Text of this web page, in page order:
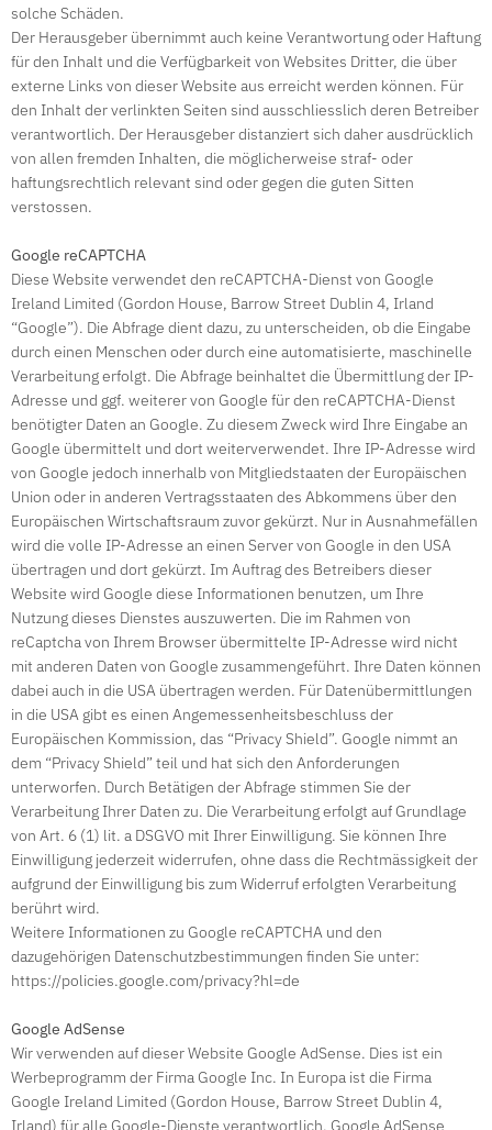
solche Schäden.
Der Herausgeber übernimmt auch keine Verantwortung oder Haftung
für den Inhalt und die Verfügbarkeit von Websites Dritter, die über
externe Links von dieser Website aus erreicht werden können. Für
den Inhalt der verlinkten Seiten sind ausschliesslich deren Betreiber
verantwortlich. Der Herausgeber distanziert sich daher ausdrücklich
von allen fremden Inhalten, die möglicherweise straf- oder
haftungsrechtlich relevant sind oder gegen die guten Sitten
verstossen.
Google reCAPTCHA
Diese Website verwendet den reCAPTCHA-Dienst von Google
Ireland Limited (Gordon House, Barrow Street Dublin 4, Irland
“Google”). Die Abfrage dient dazu, zu unterscheiden, ob die Eingabe
durch einen Menschen oder durch eine automatisierte, maschinelle
Verarbeitung erfolgt. Die Abfrage beinhaltet die Übermittlung der IP-
Adresse und ggf. weiterer von Google für den reCAPTCHA-Dienst
benötigter Daten an Google. Zu diesem Zweck wird Ihre Eingabe an
Google übermittelt und dort weiterverwendet. Ihre IP-Adresse wird
von Google jedoch innerhalb von Mitgliedstaaten der Europäischen
Union oder in anderen Vertragsstaaten des Abkommens über den
Europäischen Wirtschaftsraum zuvor gekürzt. Nur in Ausnahmefällen
wird die volle IP-Adresse an einen Server von Google in den USA
übertragen und dort gekürzt. Im Auftrag des Betreibers dieser
Website wird Google diese Informationen benutzen, um Ihre
Nutzung dieses Dienstes auszuwerten. Die im Rahmen von
reCaptcha von Ihrem Browser übermittelte IP-Adresse wird nicht
mit anderen Daten von Google zusammengeführt. Ihre Daten können
dabei auch in die USA übertragen werden. Für Datenübermittlungen
in die USA gibt es einen Angemessenheitsbeschluss der
Europäischen Kommission, das “Privacy Shield”. Google nimmt an
dem “Privacy Shield” teil und hat sich den Anforderungen
unterworfen. Durch Betätigen der Abfrage stimmen Sie der
Verarbeitung Ihrer Daten zu. Die Verarbeitung erfolgt auf Grundlage
von Art. 6 (1) lit. a DSGVO mit Ihrer Einwilligung. Sie können Ihre
Einwilligung jederzeit widerrufen, ohne dass die Rechtmässigkeit der
aufgrund der Einwilligung bis zum Widerruf erfolgten Verarbeitung
berührt wird.
Weitere Informationen zu Google reCAPTCHA und den
dazugehörigen Datenschutzbestimmungen finden Sie unter:
https://policies.google.com/privacy?hl=de
Google AdSense
Wir verwenden auf dieser Website Google AdSense. Dies ist ein
Werbeprogramm der Firma Google Inc. In Europa ist die Firma
Google Ireland Limited (Gordon House, Barrow Street Dublin 4,
Irland) für alle Google-Dienste verantwortlich. Google AdSense